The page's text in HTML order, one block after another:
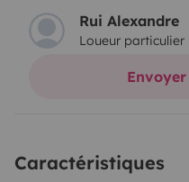
Rui Alexandre
Loueur particulier
Caractéristiques